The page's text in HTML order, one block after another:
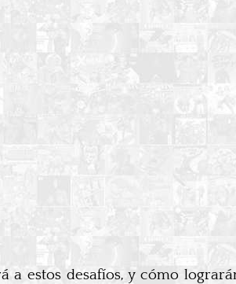
estos desafíos, y cómo